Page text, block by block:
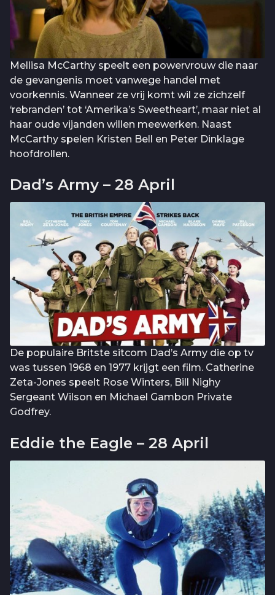
Mellisa McCarthy speelt een powervrouw die naar
de gevangenis moet vanwege handel met
voorkennis. Wanneer ze vrij komt wil ze zichzelf
‘rebranden’ tot ‘Amerika’s Sweetheart’, maar niet al
haar oude vijanden willen meewerken. Naast
McCarthy spelen Kristen Bell en Peter Dinklage
hoofdrollen.
Dad’s Army – 28 April
De populaire Britste sitcom Dad’s Army die op tv
was tussen 1968 en 1977 krijgt een film. Catherine
Zeta-Jones speelt Rose Winters, Bill Nighy
Sergeant Wilson en Michael Gambon Private
Godfrey.
Eddie the Eagle – 28 April